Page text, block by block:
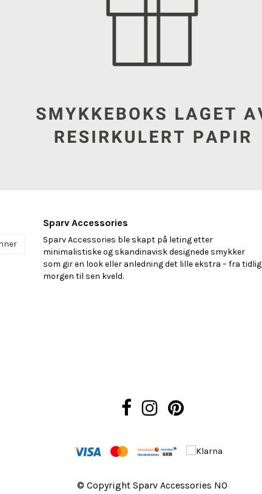
Sparv Accessories
Sparv Accessories ble skapt på leting etter
minimalistiske og skandinavisk designede smykker
som gir en look eller anledning det lille ekstra – fra tidlig
morgen til sen kveld.
© Copyright Sparv Accessories NO